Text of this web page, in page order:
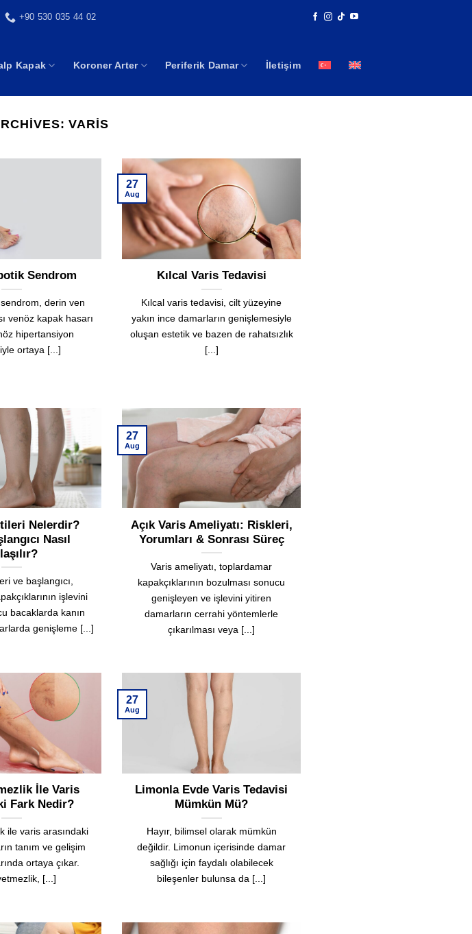
+90 530 035 44 02
Kapak Koroner Arter Periferik Damar İletişim
VARIS
Sendrom
derin ven
venöz kapak hasarı
hipertansiyon
ortaya [...]
Kılcal Varis Tedavisi
Kılcal varis tedavisi, cilt yüzeyine
yakın ince damarların genişlemesiyle
oluşan estetik ve bazen de rahatsızlık
[...]
27
Aug
Nelerdir?
Nasıl
ve başlangıcı,
işlevini
bacaklarda kanın
genişleme [...]
Açık Varis Ameliyatı: Riskleri,
Yorumları & Sonrası Süreç
Varis ameliyatı, toplardamar
kapakçıklarının bozulması sonucu
genişleyen ve işlevini yitiren
damarların cerrahi yöntemlerle
çıkarılması veya [...]
27
Aug
İle Varis
Fark Nedir?
ile varis arasındaki
tanım ve gelişim
ortaya çıkar.
[...]
Limonla Evde Varis Tedavisi
Mümkün Mü?
Hayır, bilimsel olarak mümkün
değildir. Limonun içerisinde damar
sağlığı için faydalı olabilecek
bileşenler bulunsa da [...]
27
Aug